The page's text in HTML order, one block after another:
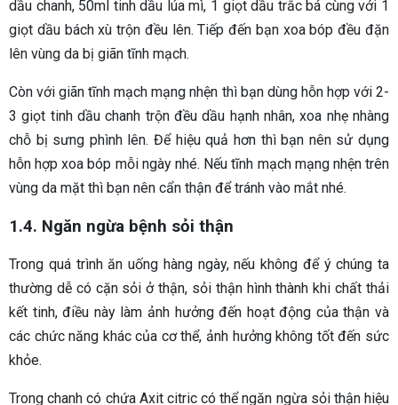
dầu chanh, 50ml tinh dầu lúa mì, 1 giọt dầu trắc bá cùng với 1
giọt dầu bách xù trộn đều lên. Tiếp đến bạn xoa bóp đều đặn
lên vùng da bị giãn tĩnh mạch.
Còn với giãn tĩnh mạch mạng nhện thì bạn dùng hỗn hợp với 2-
3 giọt tinh dầu chanh trộn đều dầu hạnh nhân, xoa nhẹ nhàng
chỗ bị sưng phình lên. Để hiệu quả hơn thì bạn nên sử dụng
hỗn hợp xoa bóp mỗi ngày nhé. Nếu tĩnh mạch mạng nhện trên
vùng da mặt thì bạn nên cẩn thận để tránh vào mắt nhé.
1.4. Ngăn ngừa bệnh sỏi thận
Trong quá trình ăn uống hàng ngày, nếu không để ý chúng ta
thường dễ có cặn sỏi ở thận, sỏi thận hình thành khi chất thải
kết tinh, điều này làm ảnh hưởng đến hoạt động của thận và
các chức năng khác của cơ thể, ảnh hưởng không tốt đến sức
khỏe.
Trong chanh có chứa Axit citric có thể ngăn ngừa sỏi thận hiệu